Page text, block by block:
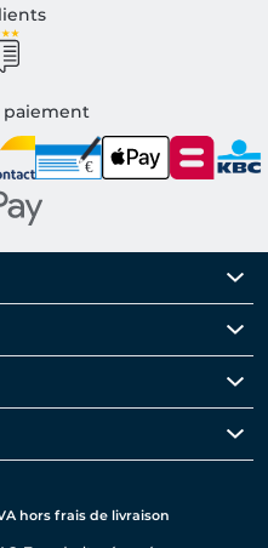
paiement
hors frais de livraison